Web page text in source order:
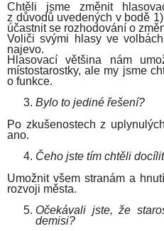
Chtěli jsme změnit
z důvodů uvedených v bodě
účastnit se rozhodování o
Voliči svými hlasy ve
najevo.
Hlasovací většina nám
místostarostky, ale my jsme
o funkce.
Bylo to jediné řešení?
Po zkušenostech z
ano.
Čeho jste tím chtěli
Umožnit všem stranám a
rozvoji města.
Očekávali jste, že
demisi?